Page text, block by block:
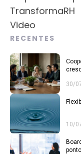
TransformaRH
Video
RECENTES
30/
10/